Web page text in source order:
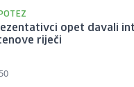
opet davali
riječi